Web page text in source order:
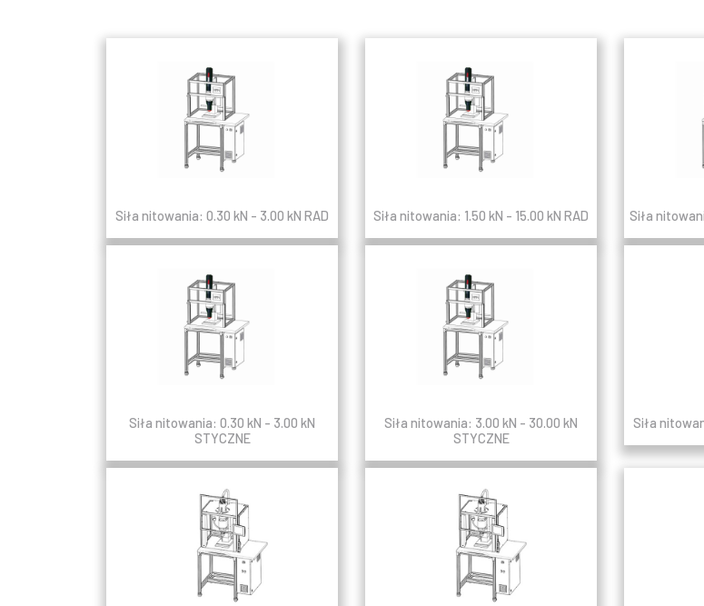
Siła nitowania: 0.30 kN - 3.00 kN RAD Siła nitowania: 1.50 kN - 15.00 kN RAD Siła
Siła nitowania: 0.30 kN - 3.00 kN
STYCZNE
Siła nitowania: 3.00 kN - 30.00 kN
STYCZNE
Siła